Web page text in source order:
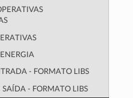
- FORMATO LIBS
SAÍDA - FORMATO LIBS